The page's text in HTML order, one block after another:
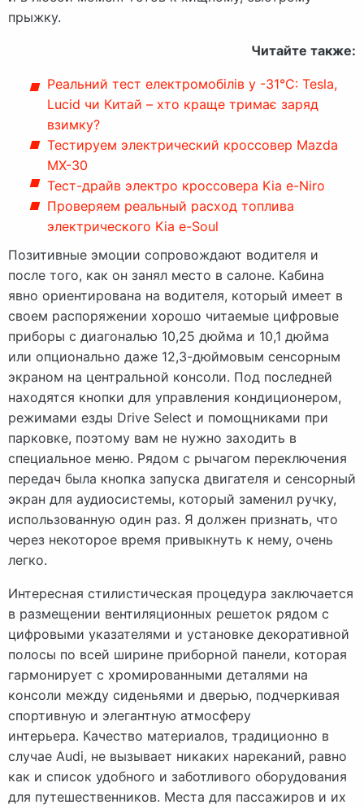
прыжку.
Читайте также:
Реальний тест електромобілів у -31°C: Tesla,
Lucid чи Китай – хто краще тримає заряд
взимку?
Тестируем электрический кроссовер Mazda
MX-30
Тест-драйв электро кроссовера Kia e-Niro
Проверяем реальный расход топлива
электрического Kia e-Soul
Позитивные эмоции сопровождают водителя и
после того, как он занял место в салоне. Кабина
явно ориентирована на водителя, который имеет в
своем распоряжении хорошо читаемые цифровые
приборы с диагональю 10,25 дюйма и 10,1 дюйма
или опционально даже 12,3-дюймовым сенсорным
экраном на центральной консоли. Под последней
находятся кнопки для управления кондиционером,
режимами езды Drive Select и помощниками при
парковке, поэтому вам не нужно заходить в
специальное меню. Рядом с рычагом переключения
передач была кнопка запуска двигателя и сенсорный
экран для аудиосистемы, который заменил ручку,
использованную один раз. Я должен признать, что
через некоторое время привыкнуть к нему, очень
легко.
Интересная стилистическая процедура заключается
в размещении вентиляционных решеток рядом с
цифровыми указателями и установке декоративной
полосы по всей ширине приборной панели, которая
гармонирует с хромированными деталями на
консоли между сиденьями и дверью, подчеркивая
спортивную и элегантную атмосферу
интерьера. Качество материалов, традиционно в
случае Audi, не вызывает никаких нареканий, равно
как и список удобного и заботливого оборудования
для путешественников. Места для пассажиров и их